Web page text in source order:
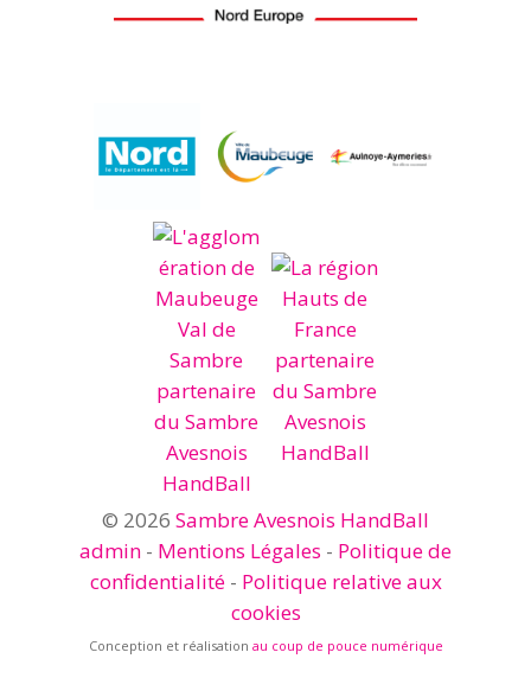
© 2026 Sambre Avesnois HandBall
admin - Mentions Légales - Politique de
confidentialité- Politique relative aux
cookies
Conception et réalisation au coup de pouce numérique